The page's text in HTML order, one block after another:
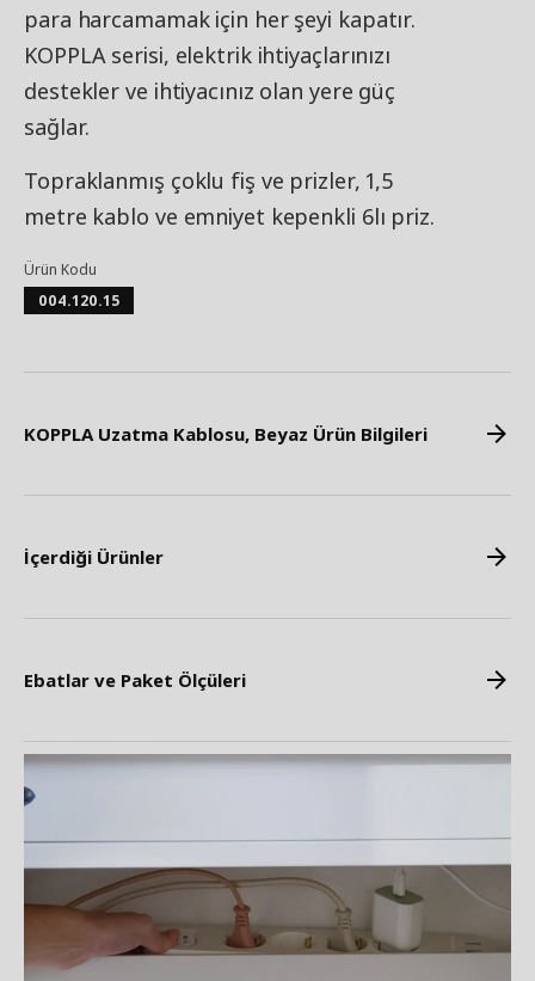
para harcamamak için her şeyi kapatır.
KOPPLA serisi, elektrik ihtiyaçlarınızı
destekler ve ihtiyacınız olan yere güç
sağlar.
Topraklanmış çoklu fiş ve prizler, 1,5
metre kablo ve emniyet kepenkli 6lı priz.
Ürün Kodu
004.120.15
KOPPLA Uzatma Kablosu, Beyaz Ürün Bilgileri
İçerdiği Ürünler
Ebatlar ve Paket Ölçüleri